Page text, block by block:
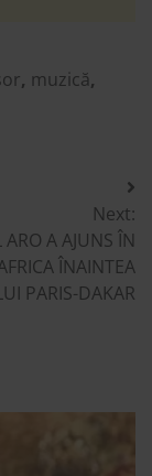
, muzică,
Next:
A AJUNS ÎN
ÎNAINTEA
PARIS-DAKAR